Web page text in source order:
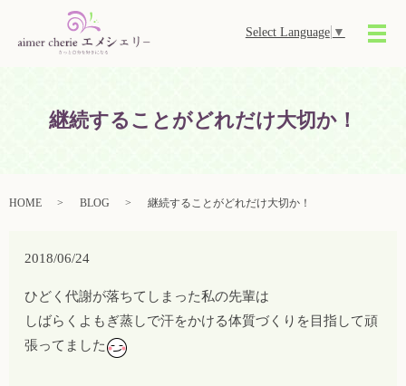
Select Language ▼
メ
継続することがどれだけ大切か！
HOME BLOG 継続することがどれだけ大切か！
2018/06/24
ひどく代謝が落ちてしまった私の先輩は
しばらくよもぎ蒸しで汗をかける体質づくりを目指して頑
張ってました